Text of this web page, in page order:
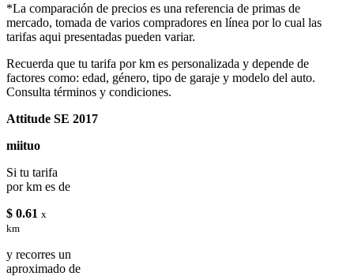
*La comparación de precios es una referencia de primas de
mercado, tomada de varios compradores en línea por lo cual las
tarifas aqui presentadas pueden variar.
Recuerda que tu tarifa por km es personalizada y depende de
factores como: edad, género, tipo de garaje y modelo del auto.
Consulta términos y condiciones.
Attitude SE 2017
miituo
Si tu tarifa
por km es de
$ 0.61 x
km
y recorres un
aproximado de